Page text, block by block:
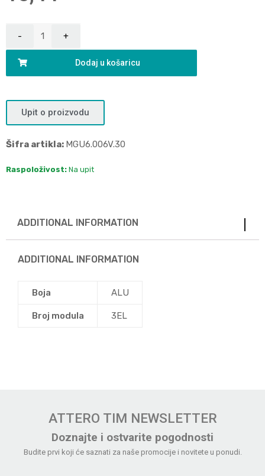
Dodaj u košaricu
Upit o proizvodu
Šifra artikla: MGU6.006V.30
Raspoloživost: Na upit
ADDITIONAL INFORMATION
ADDITIONAL INFORMATION
Boja ALU
Broj modula 3EL
ATTERO TIM NEWSLETTER
Doznajte i ostvarite pogodnosti
Budite prvi koji će saznati za naše promocije i novitete u ponudi.